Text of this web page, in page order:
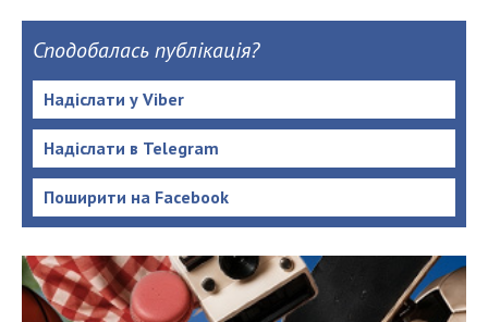
Сподобалась публікація?
Надіслати у Viber
Надіслати в Telegram
Поширити на Facebook